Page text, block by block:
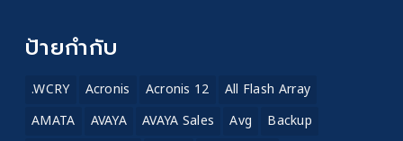
ป้ายกำกับ
.WCRY Acronis Acronis 12
All Flash Array
AMATA
AVAYA AVAYA Sales Avg
Backup